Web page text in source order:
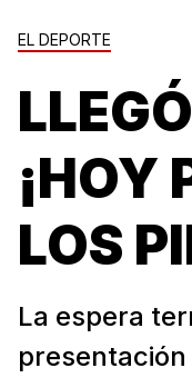
EL DEPORTE
¡HOY
LOS
La espera
presentación